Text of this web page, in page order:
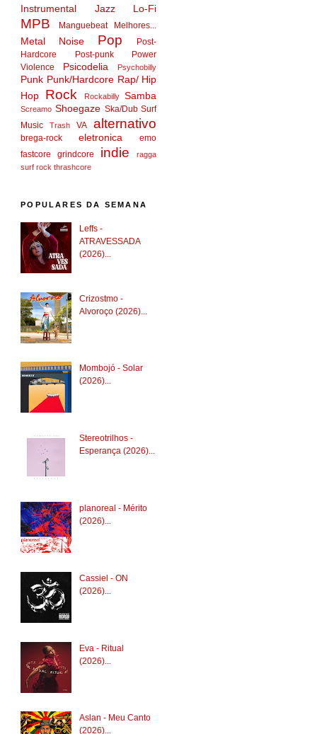
Instrumental Jazz Lo-Fi
MPB Manguebeat Melhores...
Metal Noise Pop
Post-
Hardcore
Post-punk
Power
Violence
Psicodelia Psychobilly
Punk Punk/Hardcore Rap/ Hip
Hop
Rock Rockabilly Samba
Screamo Shoegaze Ska/Dub Surf
Music
Trash VA alternativo
brega-rock eletronica
emo
fastcore
grindcore indie
ragga
surf rock thrashcore
POPULARES DA SEMANA
Leffs -
ATRAVESSADA
(2026)...
Crizostmo -
Alvoroço (2026)...
Mombojó - Solar
(2026)...
Stereotrilhos -
Esperança (2026)...
planoreal - Mérito
(2026)...
Cassiel - ON
(2026)...
Eva - Ritual
(2026)...
Aslan - Meu Canto
(2026)...